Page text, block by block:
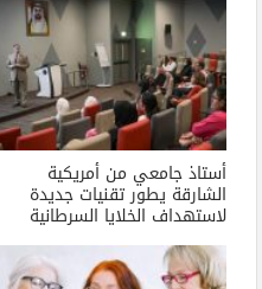
أستاذ جامعي من أمريكية
الشارقة يطور تقنيات جديدة
لاستهداف الخلايا السرطانية